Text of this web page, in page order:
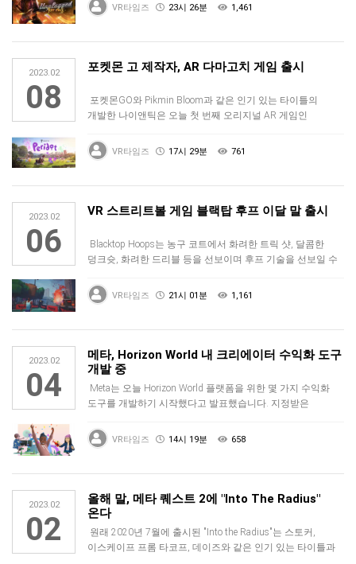
VR타임즈 23시 26분 1,461
2023.02
08
포켓몬 고 제작자, AR 다마고치 게임 출시
포켓몬GO와 Pikmin Bloom과 같은 인기 있는 타이틀의
개발한 나이앤틱은 오늘 첫 번째 오리지널 AR 게임인
VR타임즈 17시 29분 761
2023.02
06
VR 스트리트볼 게임 블랙탑 후프 이달 말 출시
Blacktop Hoops는 농구 코트에서 화려한 트릭 샷, 달콤한
덩크슛, 화려한 드리블 등을 선보이며 후프 기술을 선보일 수
VR타임즈 21시 01분 1,161
2023.02
04
메타, Horizon World 내 크리에이터 수익화 도구
개발 중
Meta는 오늘 Horizon World 플랫폼을 위한 몇 가지 수익화
도구를 개발하기 시작했다고 발표했습니다. 지정받은
VR타임즈 14시 19분 658
2023.02
02
올해 말, 메타 퀘스트 2에 "Into The Radius"
온다
원래 2020년 7월에 출시된 "Into the Radius"는 스토커,
이스케이프 프롬 타코프, 데이즈와 같은 인기 있는 타이틀과